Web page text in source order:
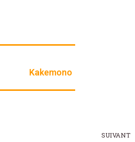
Kakemono
SUIVANT